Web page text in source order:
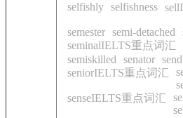
selfishly selfishness
semester semi-detached
seminalIELTS重点词汇
semiskilled
senator send
seniorIELTS重点词汇
senseIELTS重点词汇